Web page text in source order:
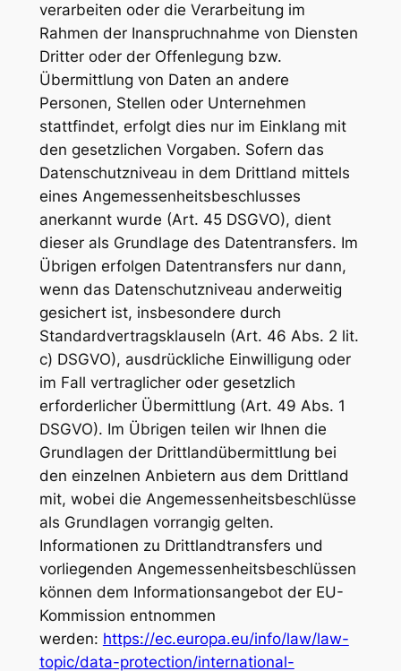
verarbeiten oder die Verarbeitung im
Rahmen der Inanspruchnahme von Diensten
Dritter oder der Offenlegung bzw.
Übermittlung von Daten an andere
Personen, Stellen oder Unternehmen
stattfindet, erfolgt dies nur im Einklang mit
den gesetzlichen Vorgaben. Sofern das
Datenschutzniveau in dem Drittland mittels
eines Angemessenheitsbeschlusses
anerkannt wurde (Art. 45 DSGVO), dient
dieser als Grundlage des Datentransfers. Im
Übrigen erfolgen Datentransfers nur dann,
wenn das Datenschutzniveau anderweitig
gesichert ist, insbesondere durch
Standardvertragsklauseln (Art. 46 Abs. 2 lit.
c) DSGVO), ausdrückliche Einwilligung oder
im Fall vertraglicher oder gesetzlich
erforderlicher Übermittlung (Art. 49 Abs. 1
DSGVO). Im Übrigen teilen wir Ihnen die
Grundlagen der Drittlandübermittlung bei
den einzelnen Anbietern aus dem Drittland
mit, wobei die Angemessenheitsbeschlüsse
als Grundlagen vorrangig gelten.
Informationen zu Drittlandtransfers und
vorliegenden Angemessenheitsbeschlüssen
können dem Informationsangebot der EU-
Kommission entnommen
werden: https://ec.europa.eu/info/law/law-
topic/data-protection/international-